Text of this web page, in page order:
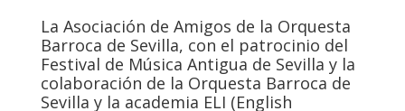
La Asociación de Amigos de la Orquesta
Barroca de Sevilla, con el patrocinio del
Festival de Música Antigua de Sevilla y la
colaboración de la Orquesta Barroca de
Sevilla y la academia ELI (English